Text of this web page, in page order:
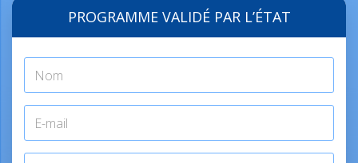
PROGRAMME VALIDÉ PAR L’ÉTAT